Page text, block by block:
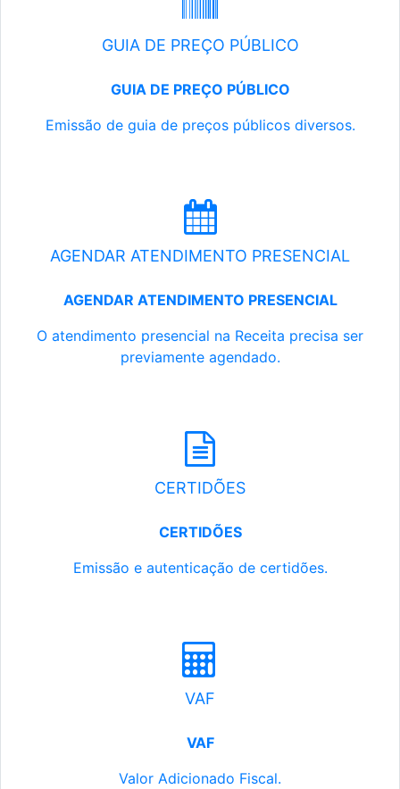
GUIA DE PREÇO PÚBLICO
GUIA DE PREÇO PÚBLICO
Emissão de guia de preços públicos diversos.
AGENDAR ATENDIMENTO PRESENCIAL
AGENDAR ATENDIMENTO PRESENCIAL
O atendimento presencial na Receita precisa ser
previamente agendado.
CERTIDÕES
CERTIDÕES
Emissão e autenticação de certidões.
VAF
VAF
Valor Adicionado Fiscal.